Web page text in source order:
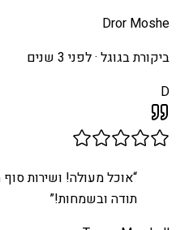
Dror Moshe
ביקורת בגוגל ·לפני 3 שנים
D
“אוכל מעולה! ושירות
תודה ובשמחות!”